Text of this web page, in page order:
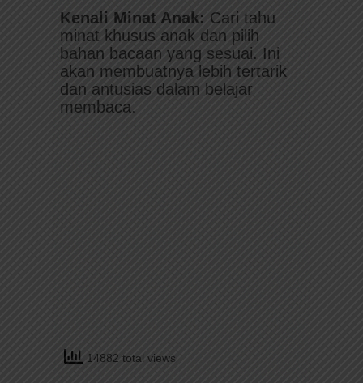
Kenali Minat Anak: Cari tahu
minat khusus anak dan pilih
bahan bacaan yang sesuai. Ini
akan membuatnya lebih tertarik
dan antusias dalam belajar
membaca.
14882 total views